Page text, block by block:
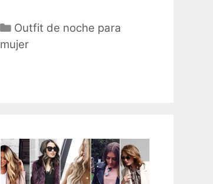
Categorías
Outfit de noche para
mujer